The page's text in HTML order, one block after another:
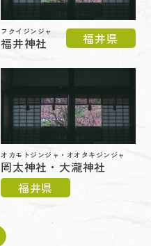
フクイジンジャ
福井神社 福井県
オカモトジンジャ・オオタキジンジャ
岡太神社・大瀧神社
福井県